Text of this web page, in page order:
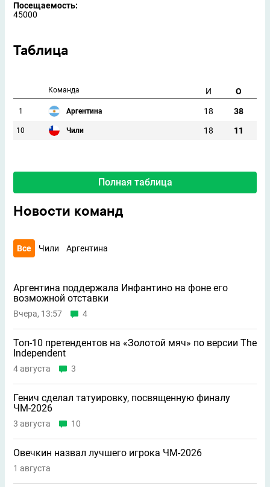
Посещаемость:
45000
Таблица
Команда
1 Аргентина
10 Чили
И О
18
38
18
11
Полная таблица
Новости команд
Все Чили Аргентина
Аргентина поддержала Инфантино на фоне его
возможной отставки
Вчера, 13:57 4
Топ-10 претендентов на «Золотой мяч» по версии The
Independent
4 августа 3
Генич сделал татуировку, посвященную финалу
ЧМ-2026
3 августа 10
Овечкин назвал лучшего игрока ЧМ-2026
1 августа